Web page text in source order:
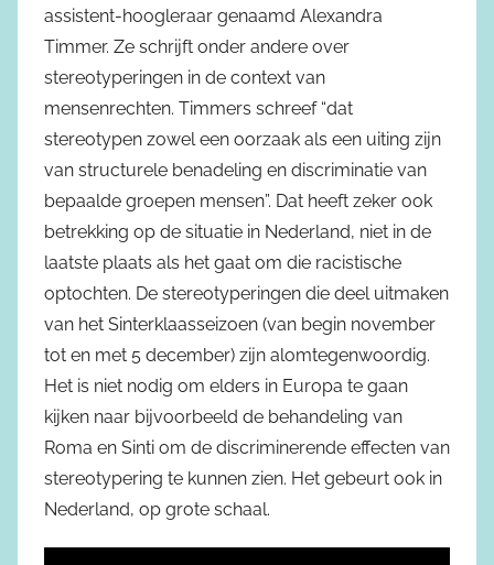
assistent-hoogleraar genaamd Alexandra
Timmer. Ze schrijft onder andere over
stereotyperingen in de context van
mensenrechten. Timmers schreef “dat
stereotypen zowel een oorzaak als een uiting zijn
van structurele benadeling en discriminatie van
bepaalde groepen mensen”. Dat heeft zeker ook
betrekking op de situatie in Nederland, niet in de
laatste plaats als het gaat om die racistische
optochten. De stereotyperingen die deel uitmaken
van het Sinterklaasseizoen (van begin november
tot en met 5 december) zijn alomtegenwoordig.
Het is niet nodig om elders in Europa te gaan
kijken naar bijvoorbeeld de behandeling van
Roma en Sinti om de discriminerende effecten van
stereotypering te kunnen zien. Het gebeurt ook in
Nederland, op grote schaal.